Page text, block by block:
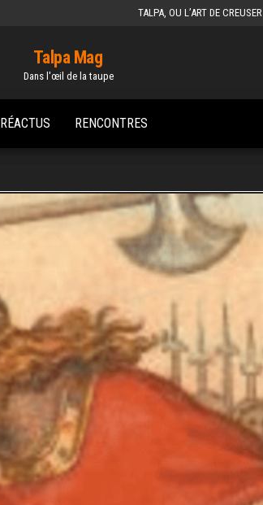
TALPA, OU L’ART DE CREUSER
Talpa Mag
Dans l'œil de la taupe
RÉACTUS RENCONTRES